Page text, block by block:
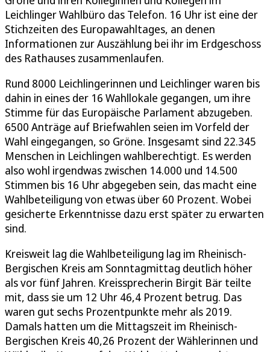
Leichlinger Wahlbüro das Telefon. 16 Uhr ist eine der
Stichzeiten des Europawahltages, an denen
Informationen zur Auszählung bei ihr im Erdgeschoss
des Rathauses zusammenlaufen.
Rund 8000 Leichlingerinnen und Leichlinger waren bis
dahin in eines der 16 Wahllokale gegangen, um ihre
Stimme für das Europäische Parlament abzugeben.
6500 Anträge auf Briefwahlen seien im Vorfeld der
Wahl eingegangen, so Gröne. Insgesamt sind 22.345
Menschen in Leichlingen wahlberechtigt. Es werden
also wohl irgendwas zwischen 14.000 und 14.500
Stimmen bis 16 Uhr abgegeben sein, das macht eine
Wahlbeteiligung von etwas über 60 Prozent. Wobei
gesicherte Erkenntnisse dazu erst später zu erwarten
sind.
Kreisweit lag die Wahlbeteiligung lag im Rheinisch-
Bergischen Kreis am Sonntagmittag deutlich höher
als vor fünf Jahren. Kreissprecherin Birgit Bär teilte
mit, dass sie um 12 Uhr 46,4 Prozent betrug. Das
waren gut sechs Prozentpunkte mehr als 2019.
Damals hatten um die Mittagszeit im Rheinisch-
Bergischen Kreis 40,26 Prozent der Wählerinnen und